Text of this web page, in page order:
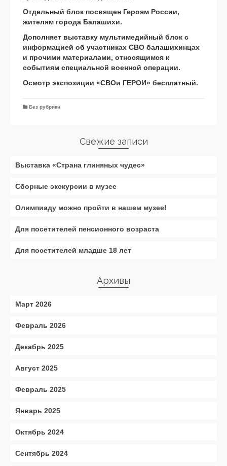
Отдельный блок посвящен Героям России,
жителям города Балашихи.
Дополняет выставку мультимедийный блок с
информацией об участниках СВО балашихинцах
и прочими материалами, относящимся к
событиям специальной военной операции.
Осмотр экспозиции «СВОи ГЕРОИ» бесплатный.
Без рубрики
Свежие записи
Выставка «Страна глиняных чудес»
Сборные экскурсии в музее
Олимпиаду можно пройти в нашем музее!
Для посетителей пенсионного возраста
Для посетителей младше 18 лет
Архивы
Март 2026
Февраль 2026
Декабрь 2025
Август 2025
Февраль 2025
Январь 2025
Октябрь 2024
Сентябрь 2024